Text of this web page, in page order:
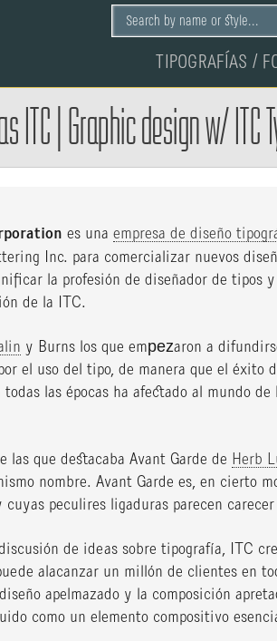
TIPOGRAFÍAS /
ITC Graphic design w/ ITC
es una empresa de diseño
Inc. para comercializar nuevos
la profesión de diseñador de tipos
de la ITC.
y Burns los que empezaron a
el uso del tipo, de manera que el
las épocas ha afectado al mundo
las que destacaba Avant Garde de Herb
nombre. Avant Garde es, en cierto
peculires ligaduras parecen
de ideas sobre tipografía, ITC
alacanzar un millón de clientes en
apelmazado y la composición
como un elemento compositivo